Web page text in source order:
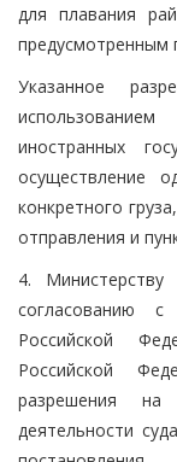
для плавания
предусмотренным
Указанное
иностранных
осуществление
конкретного
отправления и
4. Министерству
согласованию с
Российской
Российской
разрешения
деятельности